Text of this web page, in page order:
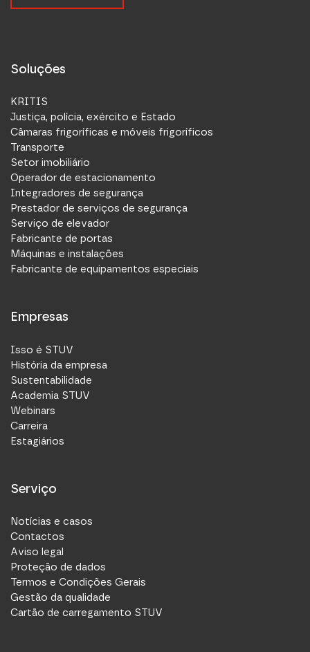
Soluções
KRITIS
Justiça, polícia, exército e Estado
Câmaras frigoríficas e móveis frigoríficos
Transporte
Setor imobiliário
Operador de estacionamento
Integradores de segurança
Prestador de serviços de segurança
Serviço de elevador
Fabricante de portas
Máquinas e instalações
Fabricante de equipamentos especiais
Empresas
Isso é STUV
História da empresa
Sustentabilidade
Academia STUV
Webinars
Carreira
Estagiários
Serviço
Notícias e casos
Contactos
Aviso legal
Proteção de dados
Termos e Condições Gerais
Gestão da qualidade
Cartão de carregamento STUV